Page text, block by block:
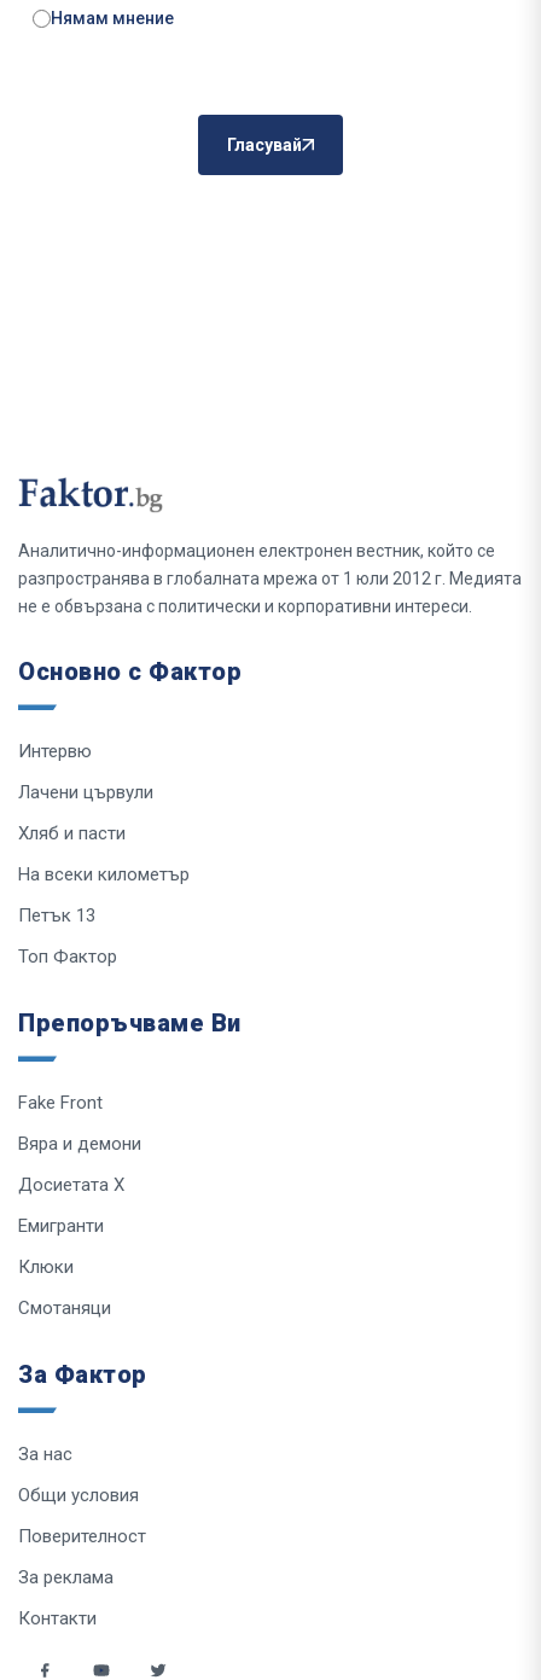
Нямам мнение
Гласувай
Аналитично-информационен електронен вестник, който се
разпространява в глобалната мрежа от 1 юли 2012 г. Медията
не е обвързана с политически и корпоративни интереси.
Основно с Фактор
Интервю
Лачени цървули
Хляб и пасти
На всеки километър
Петък 13
Топ Фактор
Препоръчваме Ви
Fake Front
Вяра и демони
Досиетата Х
Емигранти
Клюки
Смотаняци
За Фактор
За нас
Общи условия
Поверителност
За реклама
Контакти